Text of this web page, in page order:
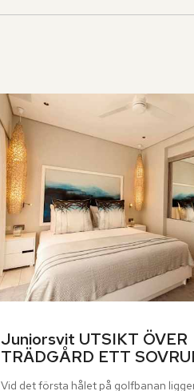
Juniorsvit UTSIKT ÖVER
TRÄDGÅRD ETT
Vid det första hålet på golfbanan